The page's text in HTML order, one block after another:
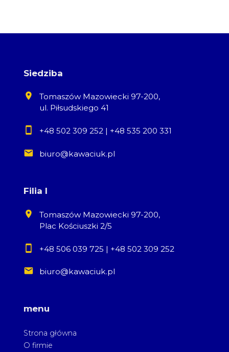
Siedziba
Tomaszów Mazowiecki 97-200,
ul. Piłsudskiego 41
+48 502 309 252| +48 535 200 331
biuro@kawaciuk.pl
Filia I
Tomaszów Mazowiecki 97-200,
Plac Kościuszki 2/5
+48 506 039 725 | +48 502 309 252
biuro@kawaciuk.pl
menu
Strona główna
O firmie